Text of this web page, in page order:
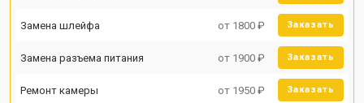
Замена шлейфа от 1800 ₽ Заказать
Замена разъема питания от 1900 ₽ Заказать
Ремонт камеры от 1950 ₽ Заказать